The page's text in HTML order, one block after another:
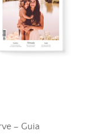
– Guia